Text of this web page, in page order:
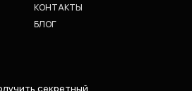
КОНТАКТЫ
БЛОГ
секретный